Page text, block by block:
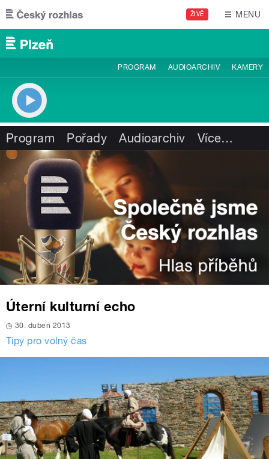
Přejít k hlavnímu obsahu
ŽIVĚ MENU
PROGRAM AUDIOARCHIV KAMERY
Program Pořady Audioarchiv Více…
Úterní kulturní echo
30. duben 2013
Tipy pro volný čas